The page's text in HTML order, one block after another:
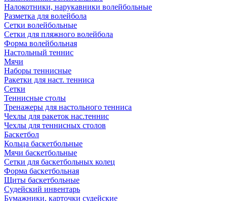
Налокотники, нарукавники волейбольные
Разметка для волейбола
Сетки волейбольные
Сетки для пляжного волейбола
Форма волейбольная
Настольный теннис
Мячи
Наборы теннисные
Ракетки для наст. тенниса
Сетки
Теннисные столы
Тренажеры для настольного тенниса
Чехлы для ракеток нас.теннис
Чехлы для теннисных столов
Баскетбол
Кольца баскетбольные
Мячи баскетбольные
Сетки для баскетбольных колец
Форма баскетбольная
Щиты баскетбольные
Судейский инвентарь
Бумажники, карточки судейские